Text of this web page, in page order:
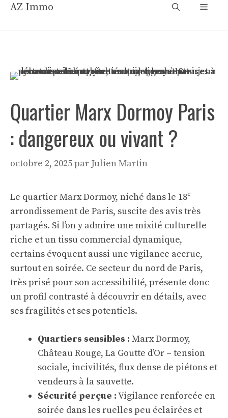
AllerAZ Immo Menu
Quartier Marx Dormoy Paris
: dangereux ou vivant ?
octobre 2, 2025par Julien Martin
Le quartier Marx Dormoy, niché dans le 18ᵉ
arrondissement de Paris, suscite des avis très
partagés. Si l’on y admire une mixité culturelle
riche et un tissu commercial dynamique,
certains évoquent aussi une vigilance accrue,
surtout en soirée. Ce secteur du nord de Paris,
très prisé pour son accessibilité, présente donc
un profil contrasté à découvrir en détails, avec
ses fragilités et ses potentiels.
Quartiers sensibles : Marx Dormoy,
Château Rouge, La Goutte d’Or – tension
sociale, incivilités, flux dense de piétons et
vendeurs à la sauvette.
Sécurité perçue :Vigilance renforcée en
soirée dans les ruelles peu éclairées et